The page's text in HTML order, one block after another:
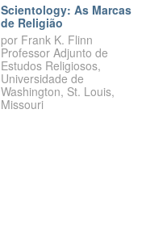
Scientology: As Marcas
de Religião
por Frank K. Flinn
Professor Adjunto de
Estudos Religiosos,
Universidade de
Washington, St. Louis,
Missouri